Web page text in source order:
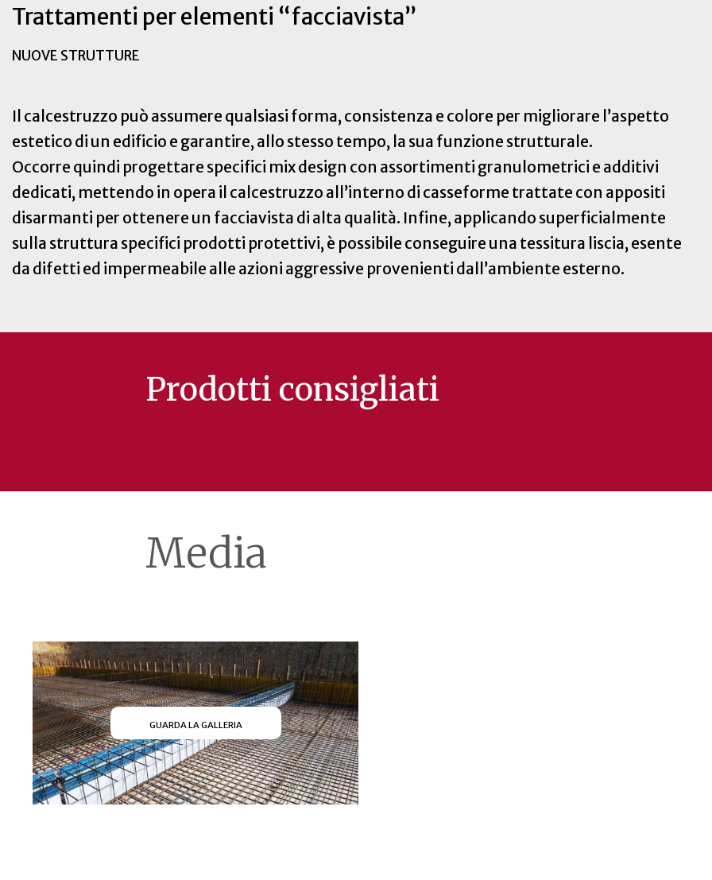
Trattamenti per elementi “facciavista”
NUOVE STRUTTURE
Il calcestruzzo può assumere qualsiasi forma, consistenza e colore per migliorare l’aspetto
estetico di un edificio e garantire, allo stesso tempo, la sua funzione strutturale.
Occorre quindi progettare specifici mix design con assortimenti granulometrici e additivi
dedicati, mettendo in opera il calcestruzzo all’interno di casseforme trattate con appositi
disarmanti per ottenere un facciavista di alta qualità. Infine, applicando superficialmente
sulla struttura specifici prodotti protettivi, è possibile conseguire una tessitura liscia, esente
da difetti ed impermeabile alle azioni aggressive provenienti dall’ambiente esterno.
Prodotti consigliati
Media
GUARDA LA GALLERIA